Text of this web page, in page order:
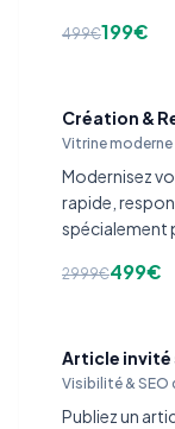
499€199€
Création &
Vitrine
Modernisez
rapide,
spécialement
2999€499€
Article invité
Visibilité & SEO
Publiez un